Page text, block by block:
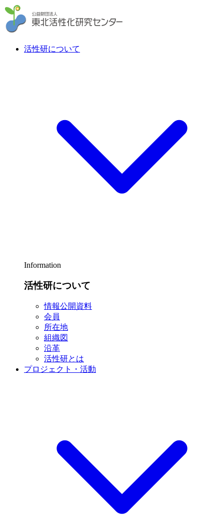
活性研について
Information
活性研について
情報公開資料
会員
所在地
組織図
沿革
活性研とは
プロジェクト・活動